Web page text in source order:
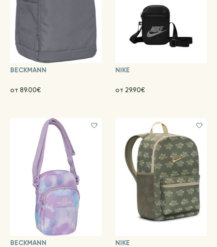
BECKMANN
от 89.00€
NIKE
от 29.90€
BECKMANN NIKE